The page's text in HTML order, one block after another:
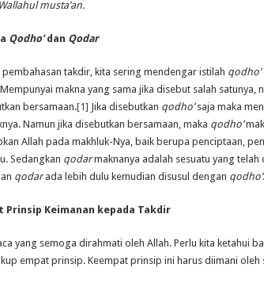
Wallahul musta’an.
Qodho’dan Qodar
pembahasan takdir, kita sering mendengar istilah qodho’
makna yang sama jika disebut salah
bersamaan.[1] Jika disebutkan qodho’saja maka
Namun jika disebutkan bersamaan, maka qodho’
Allah pada makhluk-Nya, baik berupa penciptaan,
Sedangkan qodarmaknanya adalah sesuatu yang telah
qodarada lebih dulu kemudian disusul dengan qodho’.
Prinsip Keimanan kepada Takdir
yang semoga dirahmati oleh Allah. Perlu kita ketahui
empat prinsip. Keempat prinsip ini harus diimani oleh